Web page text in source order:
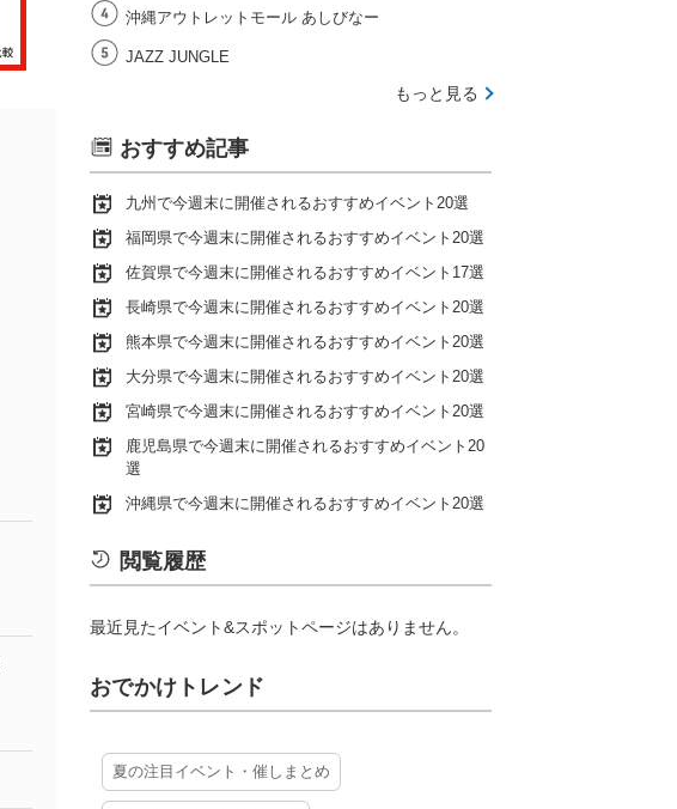
沖縄アウトレットモール あしびなー
JAZZ JUNGLE
もっと見る
おすすめ記事
九州で今週末に開催されるおすすめイベント20選
福岡県で今週末に開催されるおすすめイベント20選
佐賀県で今週末に開催されるおすすめイベント17選
長崎県で今週末に開催されるおすすめイベント20選
熊本県で今週末に開催されるおすすめイベント20選
大分県で今週末に開催されるおすすめイベント20選
宮崎県で今週末に開催されるおすすめイベント20選
鹿児島県で今週末に開催されるおすすめイベント20
選
沖縄県で今週末に開催されるおすすめイベント20選
閲覧履歴
最近見たイベント&スポットページはありません。
おでかけトレンド
夏の注目イベント・催しまとめ